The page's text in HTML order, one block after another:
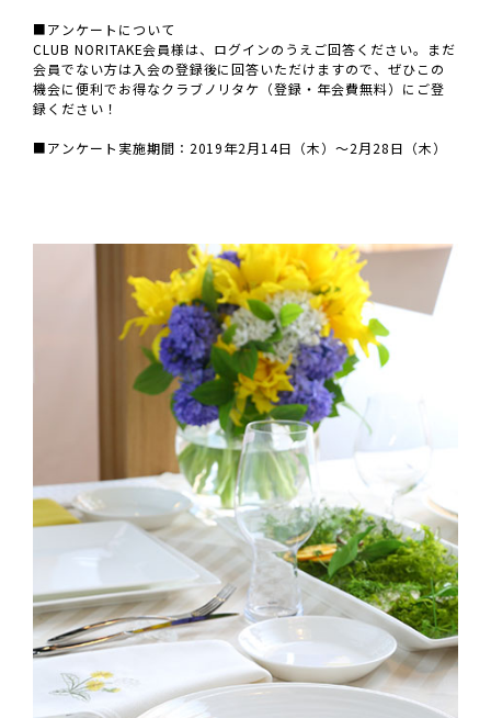
■アンケートについて
CLUB NORITAKE会員様は、ログインのうえご回答ください。まだ
会員でない方は入会の登録後に回答いただけますので、ぜひこの
機会に便利でお得なクラブノリタケ（登録・年会費無料）にご登
録ください！
■アンケート実施期間：2019年2月14日（木）～2月28日（木）